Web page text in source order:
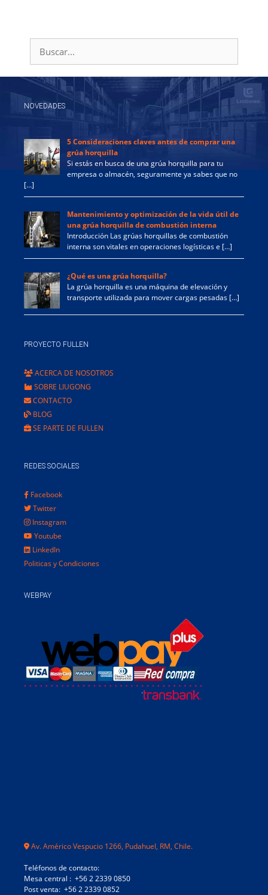
NOVEDADES
5 Consideraciones claves antes de comprar una
grúa horquilla
Si estás en busca de una grúa horquilla para tu
empresa o almacén, seguramente ya sabes que no
[…]
Mantenimiento y optimización de la vida útil de
una grúa horquilla de combustión interna
Introducción Las grúas horquillas de combustión
interna son vitales en operaciones logísticas e […]
¿Qué es una grúa horquilla?
La grúa horquilla es una máquina de elevación y
transporte utilizada para mover cargas pesadas […]
PROYECTO FULLEN
ACERCA DE NOSOTROS
SOBRE LIUGONG
CONTACTO
BLOG
SE PARTE DE FULLEN
REDES SOCIALES
Facebook
Twitter
Instagram
Youtube
LinkedIn
Politicas y Condiciones
WEBPAY
Av. Américo Vespucio 1266, Pudahuel, RM, Chile.
Teléfonos de contacto:
Mesa central : +56 2 2339 0850
Post venta: +56 2 2339 0852